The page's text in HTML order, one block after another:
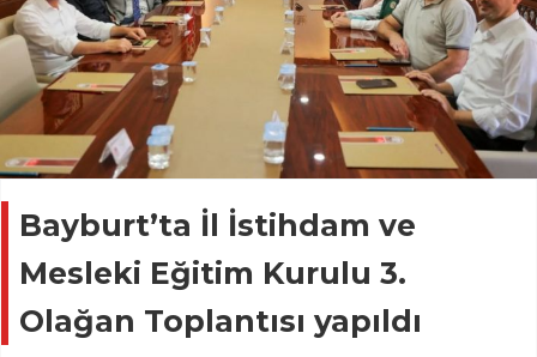
Bayburt’ta İl İstihdam ve
Mesleki Eğitim Kurulu 3.
Olağan Toplantısı yapıldı